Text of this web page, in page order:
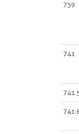
739
741